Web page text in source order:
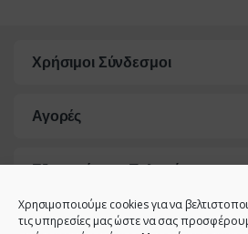
Χρησιμοποιούμε cookies για να
τις υπηρεσίες μας ώστε να σας
Χρήσιμοι Σύνδεσμοι
Αγορές
Εξυπηρέτηση Πελατών